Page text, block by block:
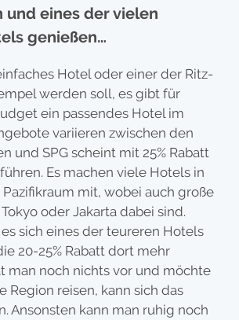
und eines der vielen
genießen…
Hotel oder einer der Ritz-
werden soll, es gibt für
ein passendes Hotel im
variieren zwischen den
und SPG scheint mit 25% Rabatt
Es machen viele Hotels in
mit, wobei auch große
oder Jakarta dabei sind.
sich eines der teureren Hotels
20-25% Rabatt dort mehr
man noch nichts vor und möchte
Region reisen, kann sich das
Ansonsten kann man ruhig noch